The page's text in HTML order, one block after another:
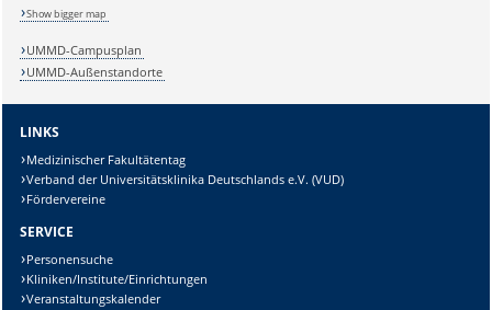
Show bigger map
UMMD-Campusplan
UMMD-Außenstandorte
LINKS
Medizinischer Fakultätentag
Verband der Universitätsklinika Deutschlands e.V. (VUD)
Fördervereine
SERVICE
Personensuche
Kliniken/Institute/Einrichtungen
Veranstaltungskalender